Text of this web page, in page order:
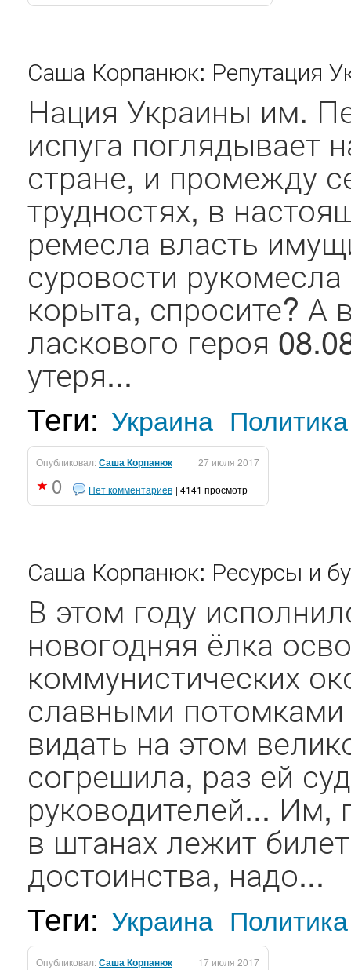
Саша Корпанюк: Репутация
Нация Украины им.
испуга поглядывает
стране, и промежду
трудностях, в
ремесла власть
суровости
корыта, спросите? А
ласкового героя
утеря...
Теги: Украина Политика
Опубликовал:Саша Корпанюк 27 июля 2017
0 Нет комментариев | 4141 просмотр
Саша Корпанюк: Ресурсы и
В этом году
новогодняя ёлка
коммунистических
славными
видать на этом
согрешила, раз ей
руководителей... Им,
в штанах лежит
достоинства, надо...
Теги: Украина Политика
Опубликовал:Саша Корпанюк 17 июля 2017